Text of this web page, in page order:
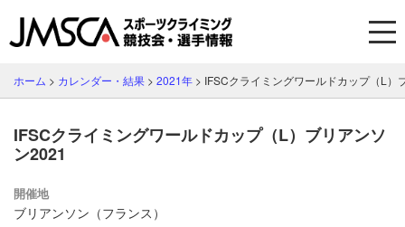
ホーム > カレンダー・結果 > 2021年 > IFSCクライミングワールドカップ（L）
IFSCクライミングワールドカップ（L）ブリアンソ
ン2021
開催地
ブリアンソン（フランス）